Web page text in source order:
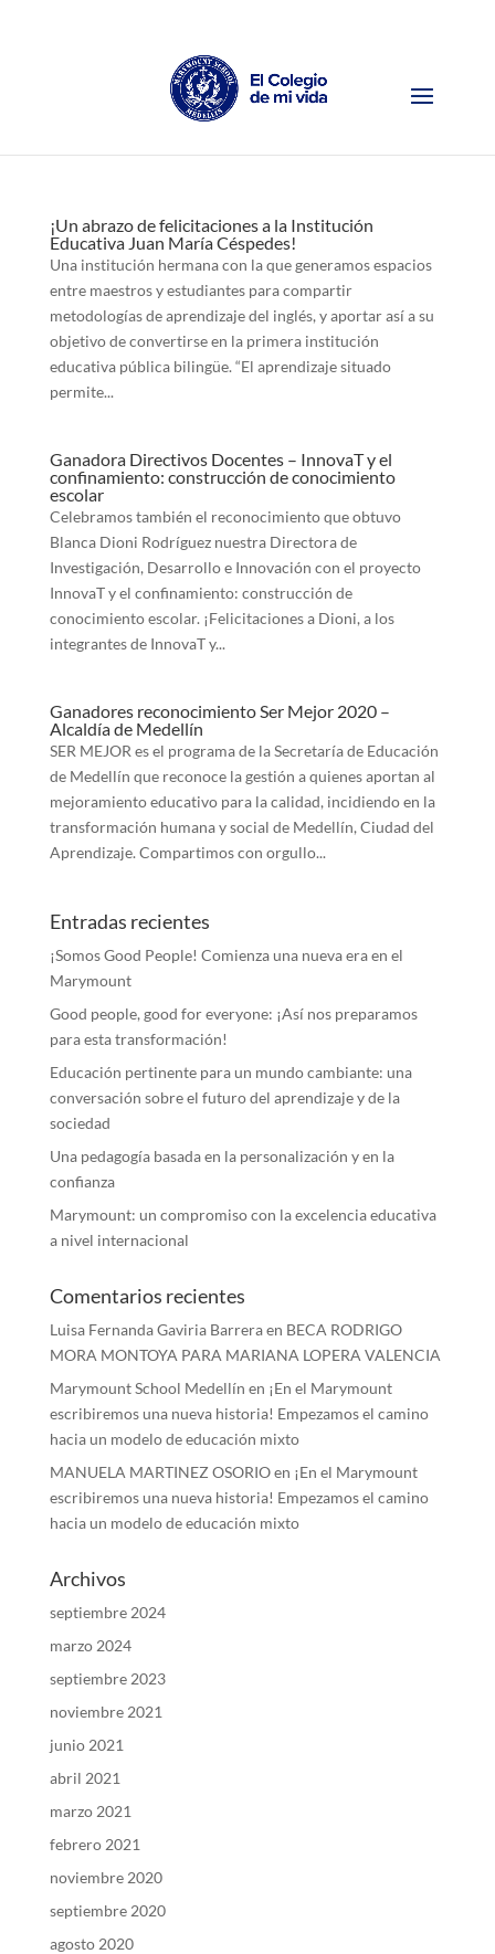
¡Un abrazo de felicitaciones a la Institución
Educativa Juan María Céspedes!
Una institución hermana con la que generamos espacios
entre maestros y estudiantes para compartir
metodologías de aprendizaje del inglés, y aportar así a su
objetivo de convertirse en la primera institución
educativa pública bilingüe. “El aprendizaje situado
permite...
Ganadora Directivos Docentes – InnovaT y el
confinamiento: construcción de conocimiento
escolar
Celebramos también el reconocimiento que obtuvo
Blanca Dioni Rodríguez nuestra Directora de
Investigación, Desarrollo e Innovación con el proyecto
InnovaT y el confinamiento: construcción de
conocimiento escolar. ¡Felicitaciones a Dioni, a los
integrantes de InnovaT y...
Ganadores reconocimiento Ser Mejor 2020 –
Alcaldía de Medellín
SER MEJOR es el programa de la Secretaría de Educación
de Medellín que reconoce la gestión a quienes aportan al
mejoramiento educativo para la calidad, incidiendo en la
transformación humana y social de Medellín, Ciudad del
Aprendizaje. Compartimos con orgullo...
Entradas recientes
¡Somos Good People! Comienza una nueva era en el
Marymount
Good people, good for everyone: ¡Así nos preparamos
para esta transformación!
Educación pertinente para un mundo cambiante: una
conversación sobre el futuro del aprendizaje y de la
sociedad
Una pedagogía basada en la personalización y en la
confianza
Marymount: un compromiso con la excelencia educativa
a nivel internacional
Comentarios recientes
Luisa Fernanda Gaviria Barreraen BECA RODRIGO
MORA MONTOYA PARA MARIANA LOPERA VALENCIA
Marymount School Medellín en ¡En el Marymount
escribiremos una nueva historia! Empezamos el camino
hacia un modelo de educación mixto
MANUELA MARTINEZ OSORIOen ¡En el Marymount
escribiremos una nueva historia! Empezamos el camino
hacia un modelo de educación mixto
Archivos
septiembre 2024
marzo 2024
septiembre 2023
noviembre 2021
junio 2021
abril 2021
marzo 2021
febrero 2021
noviembre 2020
septiembre 2020
agosto 2020